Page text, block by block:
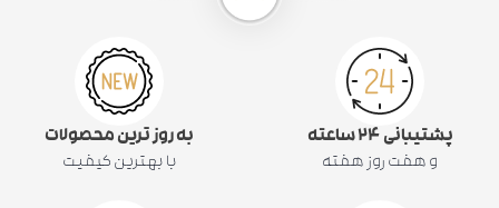
پشتیبانی ۲۴ ساعته
و هفت روز هفته
به روز ترین محصولات
با بهترین کیفیت